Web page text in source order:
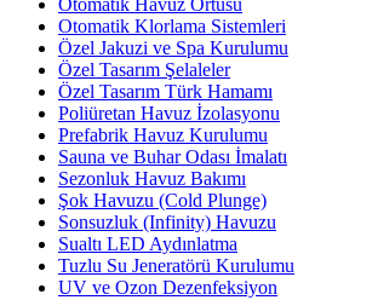
Otomatik Havuz Örtüsü
Otomatik Klorlama Sistemleri
Özel Jakuzi ve Spa Kurulumu
Özel Tasarım Şelaleler
Özel Tasarım Türk Hamamı
Poliüretan Havuz İzolasyonu
Prefabrik Havuz Kurulumu
Sauna ve Buhar Odası İmalatı
Sezonluk Havuz Bakımı
Şok Havuzu (Cold Plunge)
Sonsuzluk (Infinity) Havuzu
Sualtı LED Aydınlatma
Tuzlu Su Jeneratörü Kurulumu
UV ve Ozon Dezenfeksiyon